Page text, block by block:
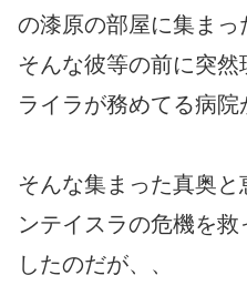
の漆原の部屋に集まっ
そんな彼等の前に突然
ライラが務めてる病院
そんな集まった真奥
ンテイスラの危機を
したのだが、、